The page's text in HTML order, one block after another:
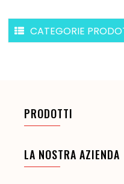
CATEGORIE
PRODOTTI
LA NOSTRA AZIENDA